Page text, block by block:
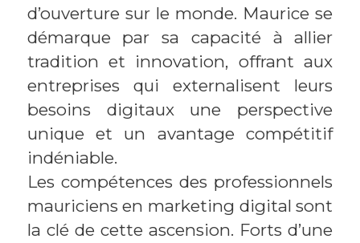
d’ouverture sur le monde. Maurice se
démarque par sa capacité à allier
tradition et innovation, offrant aux
entreprises qui externalisent leurs
besoins digitaux une perspective
unique et un avantage compétitif
indéniable.
Les compétences des professionnels
mauriciens en marketing digital sont
la clé de cette ascension. Forts d’une